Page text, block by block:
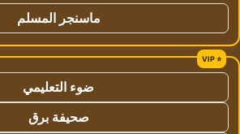
ماسنجر المسلم
ضوء التعليمي
صحيفة برق